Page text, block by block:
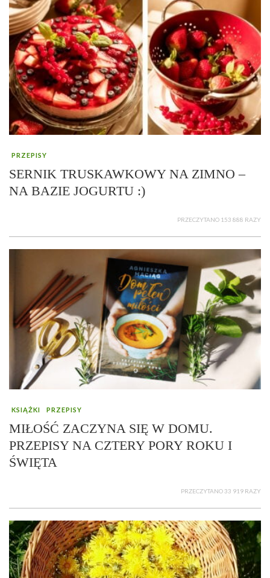
PRZEPISY
SERNIK TRUSKAWKOWY NA ZIMNO –
NA BAZIE JOGURTU :)
PRZECZYTANO 153 888 RAZY
KSIĄŻKI PRZEPISY
MIŁOŚĆ ZACZYNA SIĘ W DOMU.
PRZEPISY NA CZTERY PORY ROKU I
ŚWIĘTA
PRZECZYTANO 33 919 RAZY